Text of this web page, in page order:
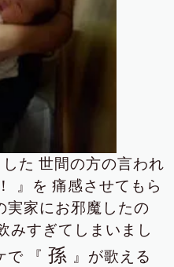
た 世間の方の言われ
』を 痛感させてもら
実家にお邪魔したの
みすぎてしまいまし
で 『孫
』が歌える